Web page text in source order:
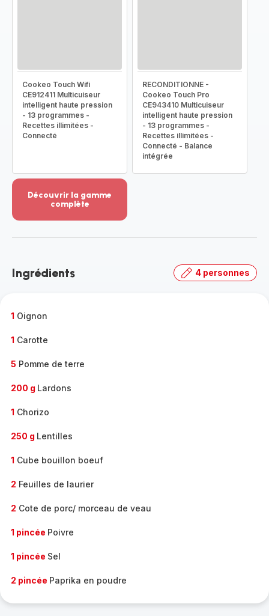
Cookeo Touch Wifi
CE912411 Multicuiseur
intelligent haute pression
- 13 programmes -
Recettes illimitées -
Connecté
RECONDITIONNE -
Cookeo Touch Pro
CE943410 Multicuiseur
intelligent haute pression
- 13 programmes -
Recettes illimitées -
Connecté - Balance
intégrée
Découvrir la gamme
complète
-
gamme
Ingrédients 4 personnes
1 Oignon
1 Carotte
5 Pomme de terre
200 g Lardons
1 Chorizo
250 g Lentilles
1 Cube bouillon boeuf
2 Feuilles de laurier
2 Cote de porc/ morceau de veau
1 pincée Poivre
1 pincée Sel
2 pincée Paprika en poudre